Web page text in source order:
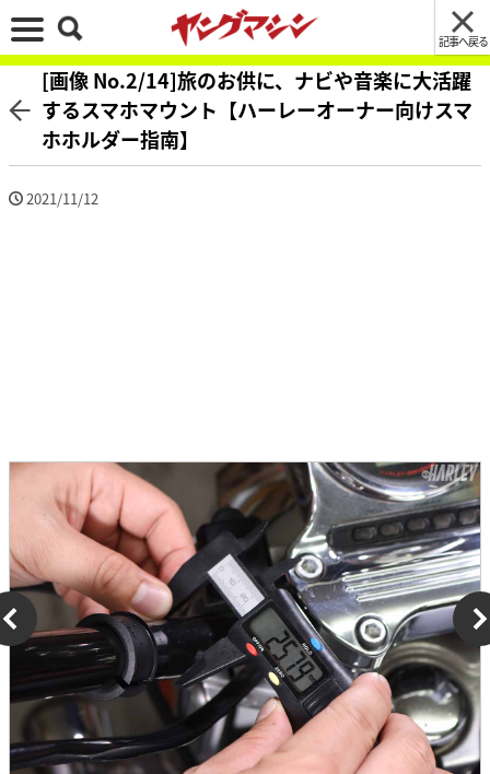
記事へ戻る
[画像 No.2/14]旅のお供に、ナビや音楽に大活躍
するスマホマウント【ハーレーオーナー向けスマ
ホホルダー指南】
2021/11/12